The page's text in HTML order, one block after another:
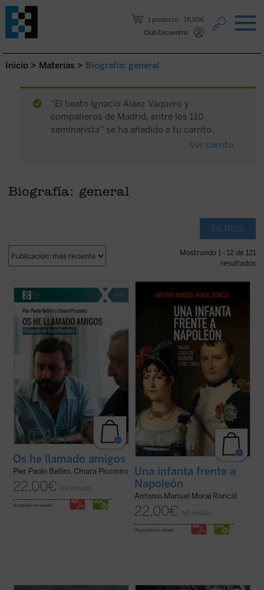
1 producto
16,50€
Club Encuentro
Saltar al contenido.
Inicio > Materias > Biografía: general
“El beato Ignacio Aláez Vaquero y
compañeros de Madrid, entre los 110
seminarista” se ha añadido a tu carrito.
Ver carrito
Biografía: general
FILTROS
Mostrando 1 - 12 de 121
resultados
¿Quién era Enzo Piccinini, el cirujano que
murió trágicamente en un accidente de
Giussani e incansable impulsor de
numerosas iniciativas religiosas, sociales y
culturales en su región de Emilia Romaña y
(ver ficha)
Os he llamado amigos
Pier Paolo Bellini, Chiara Piccinini
22,00€ IVA incluido
disponible en ebook:
familia real que se atrevió a desafiar
directamente a Napoleón (pagando su
valentía con el exilio y la prisión), y quien,
sin haber sido educada para gobernar,
asumió la regencia de su hijo. Como ...
Una infanta frente a
Napoleón
Antonio Manuel Moral Roncal
22,00€ IVA incluido
disponible en ebook: